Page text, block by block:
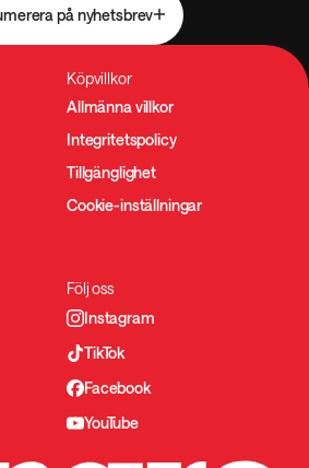
på nyhetsbrev
Köpvillkor
Allmänna villkor
Integritetspolicy
Tillgänglighet
Cookie-inställningar
Följ oss
Instagram
TikTok
Facebook
YouTube